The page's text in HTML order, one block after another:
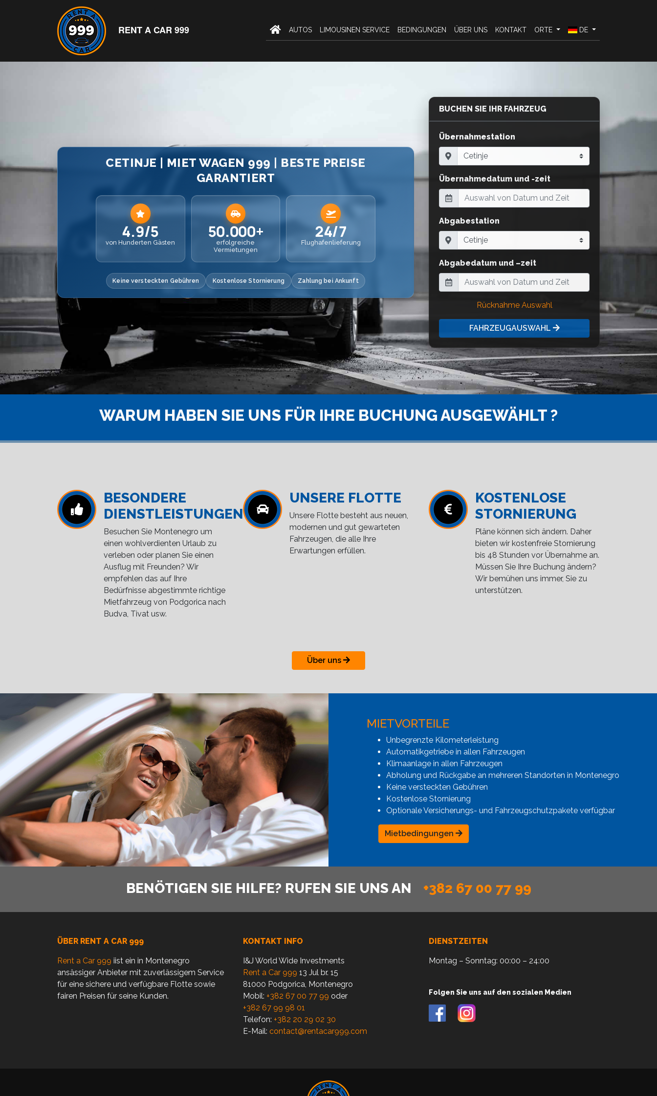
RENT A CAR 999 AUTOS LIMOUSINEN SERVICE BEDINGUNGEN ÜBER UNS KONTAKT ORTE DE
CETINJE | MIET WAGEN 999 | BESTE PREISE
GARANTIERT
4.9/5
von Hunderten Gästen
50.000+
erfolgreiche
Vermietungen
24/7
Flughafenlieferung
Keine versteckten Gebühren Kostenlose Stornierung Zahlung bei Ankunft
BUCHEN SIE IHR FAHRZEUG
Übernahmestation
Übernahmedatum und -zeit
Abgabestation
Abgabedatum und –zeit
Rücknahme Auswahl
FAHRZEUGAUSWAHL
WARUM HABEN SIE UNS FÜR IHRE BUCHUNG AUSGEWÄHLT ?
BESONDERE
DIENSTLEISTUNGEN
Besuchen Sie Montenegro um
einen wohlverdienten Urlaub zu
verleben oder planen Sie einen
Ausflug mit Freunden? Wir
empfehlen das auf Ihre
Bedürfnisse abgestimmte richtige
Mietfahrzeug von Podgorica nach
Budva, Tivat usw.
UNSERE FLOTTE
Unsere Flotte besteht aus neuen,
modernen und gut gewarteten
Fahrzeugen, die alle Ihre
Erwartungen erfüllen.
KOSTENLOSE
STORNIERUNG
Pläne können sich ändern. Daher
bieten wir kostenfreie Stornierung
bis 48 Stunden vor Übernahme an.
Müssen Sie Ihre Buchung ändern?
Wir bemühen uns immer, Sie zu
unterstützen.
Über uns
MIETVORTEILE
Unbegrenzte Kilometerleistung
Automatikgetriebe in allen Fahrzeugen
Klimaanlage in allen Fahrzeugen
Abholung und Rückgabe an mehreren Standorten in Montenegro
Keine versteckten Gebühren
Kostenlose Stornierung
Optionale Versicherungs- und Fahrzeugschutzpakete verfügbar
Mietbedingungen
BENÖTIGEN SIE HILFE? RUFEN SIE UNS AN +382 67 00 77 99
ÜBER RENT A CAR 999
Rent a Car 999 iist ein in Montenegro
ansässiger Anbieter mit zuverlässigem Service
für eine sichere und verfügbare Flotte sowie
fairen Preisen für seine Kunden.
KONTAKT INFO
I&J World Wide Investments
Rent a Car 999 13 Jul br. 15
81000 Podgorica, Montenegro
Mobil: +382 67 00 77 99 oder
+382 67 99 98 01
Telefon: +382 20 29 02 30
E-Mail: contact@rentacar999.com
DIENSTZEITEN
Montag – Sonntag: 00:00 – 24:00
Folgen Sie uns auf den sozialen Medien